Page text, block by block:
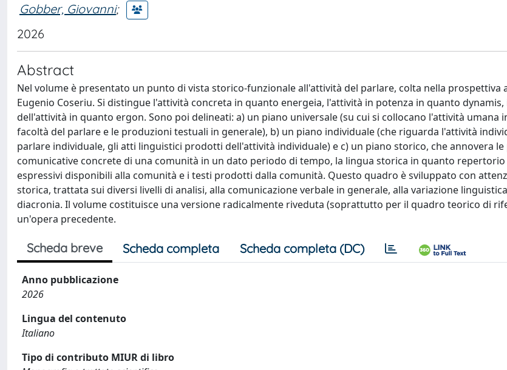
Gobber, Giovanni;
2026
Abstract
Nel volume è presentato un punto di vista storico-funzionale all'attività del parlare, colta nella prospettiva
Eugenio Coseriu. Si distingue l'attività concreta in quanto energeia, l'attività in potenza in quanto
dell'attività in quanto ergon. Sono poi delineati: a) un piano universale (su cui si collocano l'attività umana
facoltà del parlare e le produzioni testuali in generale), b) un piano individuale (che riguarda l'attività
parlare individuale, gli atti linguistici prodotti dell'attività individuale) e c) un piano storico, che annovera
comunicative concrete di una comunità in un dato periodo di tempo, la lingua storica in quanto
espressivi disponibili alla comunità e i testi prodotti dalla comunità. Questo quadro è sviluppato con
storica, trattata sui diversi livelli di analisi, alla comunicazione verbale in generale, alla variazione
diacronia. Il volume costituisce una versione radicalmente riveduta (soprattutto per il quadro teorico di
un'opera precedente.
Scheda breve Scheda completa Scheda completa (DC)
Anno pubblicazione
2026
Lingua del contenuto
Italiano
Tipo di contributo MIUR di libro